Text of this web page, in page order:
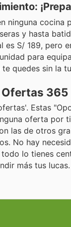
ninguna
y hasta
es S/ 189, pero
para
quedes sin la
365
Estas
oferta
las de otros
No hay
lo tienes
más tus